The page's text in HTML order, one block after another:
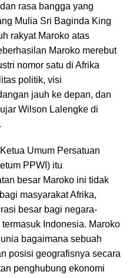
rasa bangga yang
Mulia Sri Baginda King
rakyat Maroko atas
Maroko merebut
nomor satu di Afrika
politik, visi
jauh ke depan, dan
Wilson Lalengke di
Umum Persatuan
PPWI) itu
besar Maroko ini tidak
masyarakat Afrika,
besar bagi negara-
Indonesia. Maroko
bagaimana sebuah
posisi geografisnya secara
penghubung ekonomi